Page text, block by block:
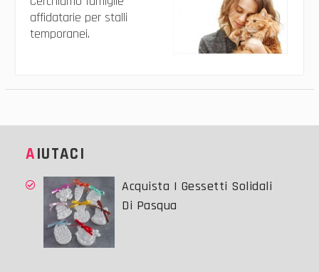
affidatarie per stalli
temporanei.
AIUTACI
Acquista I Gessetti Solidali
Di Pasqua